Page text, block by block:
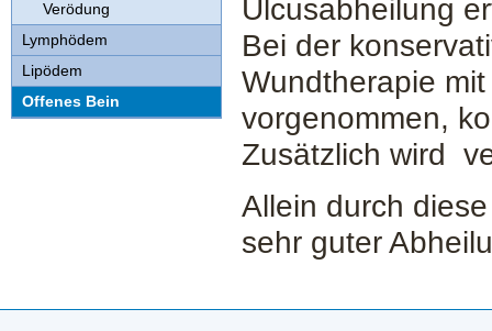
Verödung
Lymphödem
Lipödem
Offenes Bein
Ulcusabheilung
Bei der
Wundtherapie
vorgenommen,
Zusätzlich wird
Allein durch
sehr guter